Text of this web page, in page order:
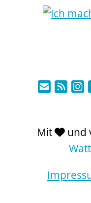
Mit und